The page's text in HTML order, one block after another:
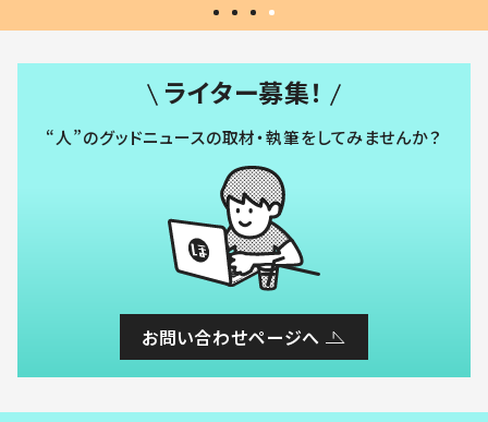
ライター募集！
“人”のグッドニュースの取材・執筆をしてみませんか？
お問い合わせページへ